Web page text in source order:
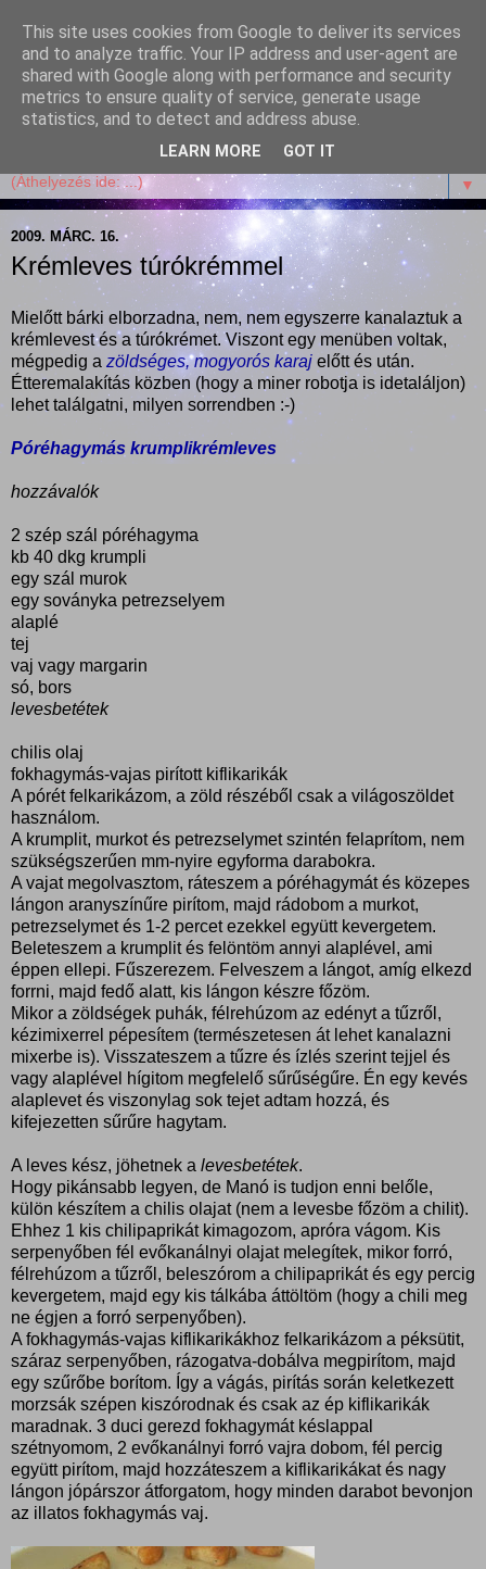
Garffyka
Szösszenetek a konyhámból, az életemből. Mosollyal,
receptekkel, vidámsággal, marcipánnal, csokival.
▼
2009. MÁRC. 16.
Krémleves túrókrémmel
Mielőtt bárki elborzadna, nem, nem egyszerre kanalaztuk a
krémlevest és a túrókrémet. Viszont egy menüben voltak,
mégpedig a zöldséges, mogyorós karaj előtt és után.
Étteremalakítás közben (hogy a miner robotja is idetaláljon)
lehet találgatni, milyen sorrendben :-)
Póréhagymás krumplikrémleves
hozzávalók
2 szép szál póréhagyma
kb 40 dkg krumpli
egy szál murok
egy soványka petrezselyem
alaplé
tej
vaj vagy margarin
só, bors
levesbetétek
chilis olaj
fokhagymás-vajas pirított kiflikarikák
A pórét felkarikázom, a zöld részéből csak a világoszöldet
használom.
A krumplit, murkot és petrezselymet szintén felaprítom, nem
szükségszerűen mm-nyire egyforma darabokra.
A vajat megolvasztom, ráteszem a póréhagymát és közepes
lángon aranyszínűre pirítom, majd rádobom a murkot,
petrezselymet és 1-2 percet ezekkel együtt kevergetem.
Beleteszem a krumplit és felöntöm annyi alaplével, ami
éppen ellepi. Fűszerezem. Felveszem a lángot, amíg elkezd
forrni, majd fedő alatt, kis lángon készre főzöm.
Mikor a zöldségek puhák, félrehúzom az edényt a tűzről,
kézimixerrel pépesítem (természetesen át lehet kanalazni
mixerbe is). Visszateszem a tűzre és ízlés szerint tejjel és
vagy alaplével hígitom megfelelő sűrűségűre. Én egy kevés
alaplevet és viszonylag sok tejet adtam hozzá, és
kifejezetten sűrűre hagytam.
A leves kész, jöhetnek a levesbetétek.
Hogy pikánsabb legyen, de Manó is tudjon enni belőle,
külön készítem a chilis olajat (nem a levesbe főzöm a chilit).
Ehhez 1 kis chilipaprikát kimagozom, apróra vágom. Kis
serpenyőben fél evőkanálnyi olajat melegítek, mikor forró,
félrehúzom a tűzről, beleszórom a chilipaprikát és egy percig
kevergetem, majd egy kis tálkába áttöltöm (hogy a chili meg
ne égjen a forró serpenyőben).
A fokhagymás-vajas kiflikarikákhoz felkarikázom a péksütit,
száraz serpenyőben, rázogatva-dobálva megpirítom, majd
egy szűrőbe borítom. Így a vágás, pirítás során keletkezett
morzsák szépen kiszórodnak és csak az ép kiflikarikák
maradnak. 3 duci gerezd fokhagymát késlappal
szétnyomom, 2 evőkanálnyi forró vajra dobom, fél percig
együtt pirítom, majd hozzáteszem a kiflikarikákat és nagy
lángon jópárszor átforgatom, hogy minden darabot bevonjon
az illatos fokhagymás vaj.
This site uses cookies from Google to deliver its services
and to analyze traffic. Your IP address and user-agent are
shared with Google along with performance and security
metrics to ensure quality of service, generate usage
statistics, and to detect and address abuse.
LEARN MORE GOT IT